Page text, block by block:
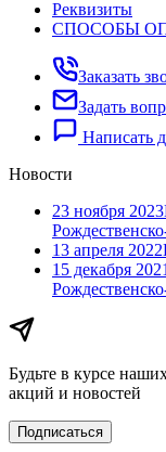
Реквизиты
СПОСОБЫ
Заказать
Задать
Написать
Новости
23 ноября 2023
13 апреля 2022
15 декабря 2021
Будьте в курсе
акций и новостей
Подписаться